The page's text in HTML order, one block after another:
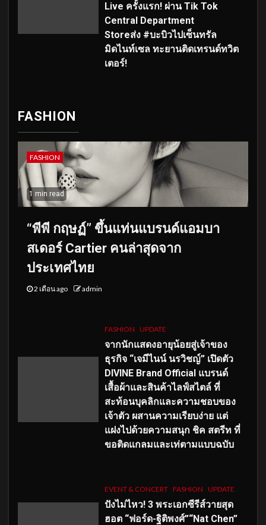
Live ครั้งแรก! ผ่าน Tik Tok
Central Department
Storeส่ง #บะบิวไปเซ็นทรัล
มิดไนท์เซล ทะยานติดเทรนด์ทวิต
เตอร์!
FASHION
FASHION
1 min read
“พีพี กฤษฏ์” ขึ้นแท่นแบรนด์แอมบา
สเดอร์ Cartier คนล่าสุดจาก
ประเทศไทย
2 เดือน ago admin
FASHION UPDATE
จากนักแสดงอายุน้อยสู่เจ้าของ
ธุรกิจ “เจมีไนน์ นรวิชญ์” เปิดตัว
DIVINE Brand Official แบรนด์
เสื้อผ้าและสินค้าไลฟ์สไตล์ ที่
สะท้อนบุคลิกและความชอบของ
เจ้าตัว ผสานความเรียบง่าย แต่
แฝงไปด้วยความสนุก ชิค สตรีท ที่
ขอติดแกลมและเท่ตามแบบฉบับ
EVENT & CONCERT FASHION UPDATE
ปังไม่ไหว! 3 พระเอกซีรีส์วายสุด
ฮอต “ฟอร์ด-ฐิติพงศ์”“Nat Chen”